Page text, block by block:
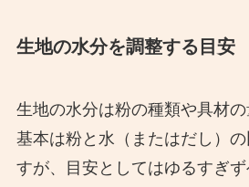
生地の水分を調整する目安
生地の水分は粉の種類や具材の
基本は粉と水（またはだし）
すが、目安としてはゆるすぎ